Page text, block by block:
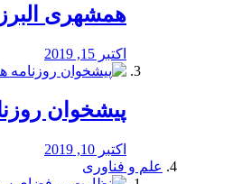
همشهری البرز
اکتبر 15, 2019
پیشخوان
اکتبر 10, 2019
علم و فناوری